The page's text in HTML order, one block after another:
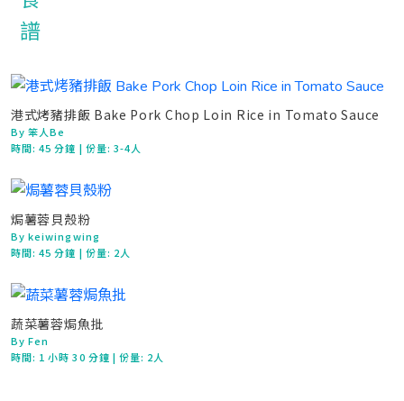
港式烤豬排飯 Bake Pork Chop Loin Rice in Tomato Sauce
By 笨人Be
時間:45 分鐘 | 份量: 3-4人
焗薯蓉貝殼粉
By keiwingwing
時間:45 分鐘 | 份量: 2人
蔬菜薯蓉焗魚批
By Fen
時間: 1 小時 30 分鐘 | 份量: 2人